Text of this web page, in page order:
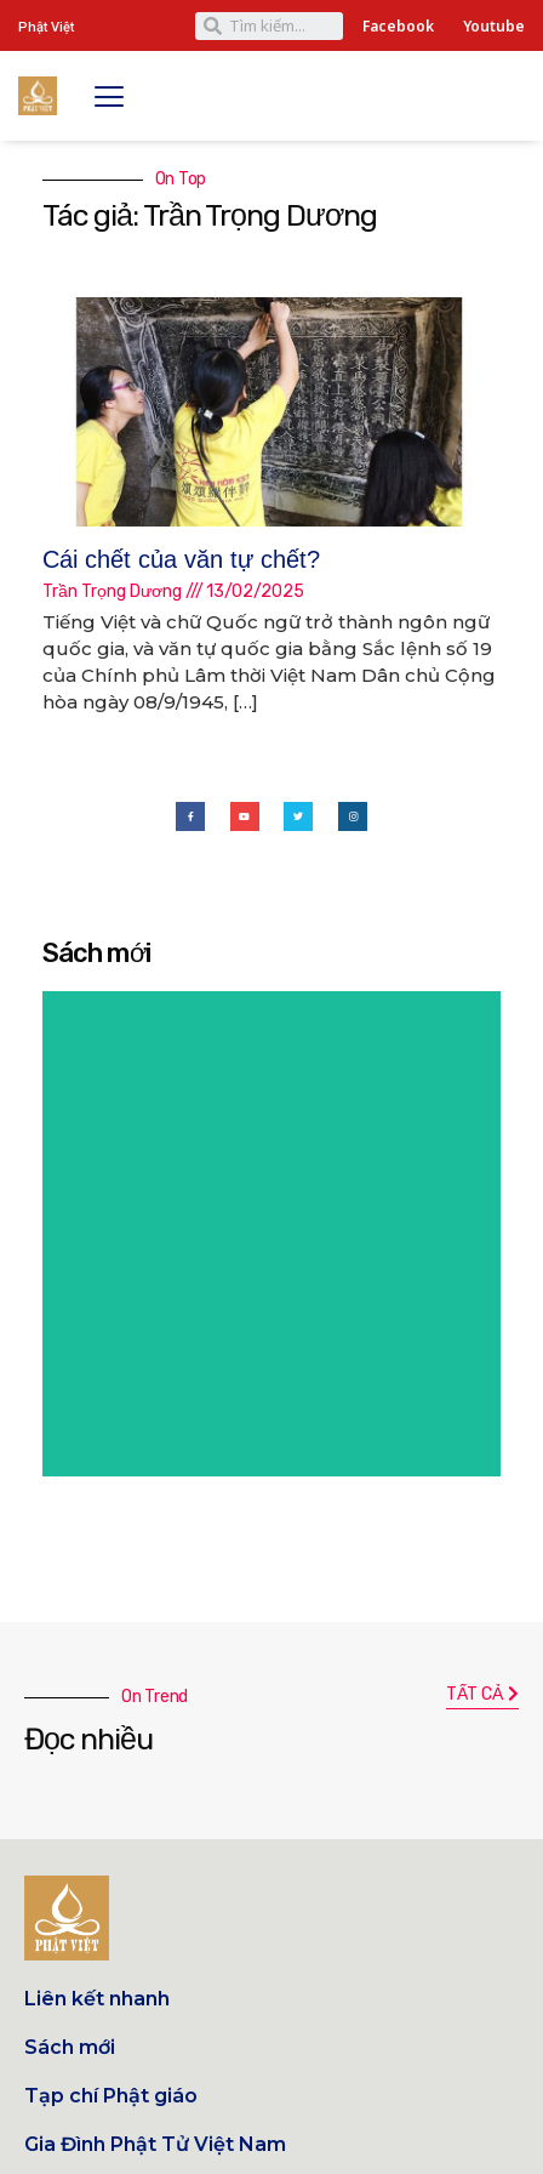
Phật Việt Facebook Youtube
On Top
Tác giả: Trần Trọng Dương
Cái chết của văn tự chết?
Trần Trọng Dương 13/02/2025
Tiếng Việt và chữ Quốc ngữ trở thành ngôn ngữ
quốc gia, và văn tự quốc gia bằng Sắc lệnh số 19
của Chính phủ Lâm thời Việt Nam Dân chủ Cộng
hòa ngày 08/9/1945, […]
Sách mới
On Trend
Đọc nhiều
TẤT CẢ
Liên kết nhanh
Sách mới
Tạp chí Phật giáo
Gia Đình Phật Tử Việt Nam